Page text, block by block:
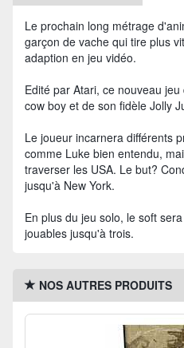
Le prochain long métrage
garçon de vache qui tire plus
adaption en jeu vidéo.
Edité par Atari, ce nouveau
cow boy et de son fidèle Jolly
Le joueur incarnera différents
comme Luke bien entendu,
traverser les USA. Le but?
jusqu'à New York.
En plus du jeu solo, le soft
jouables jusqu'à trois.
NOS AUTRES PRODUITS